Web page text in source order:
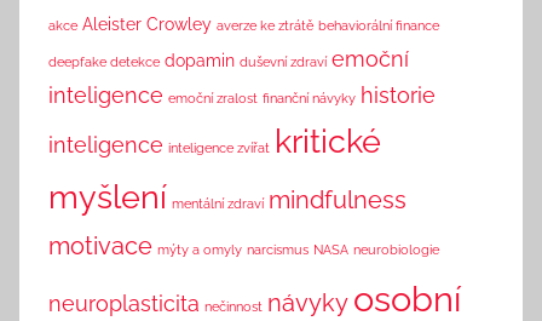
n
akce Aleister Crowley averze ke ztrátě behaviorální finance
deepfake detekce dopamin duševní zdraví emoční
inteligence emoční zralost finanční návyky historie
inteligence inteligence zvířat kritické
myšlení mentální zdraví mindfulness
motivace mýty a omyly narcismus NASA neurobiologie
neuroplasticita nečinnost návyky osobní